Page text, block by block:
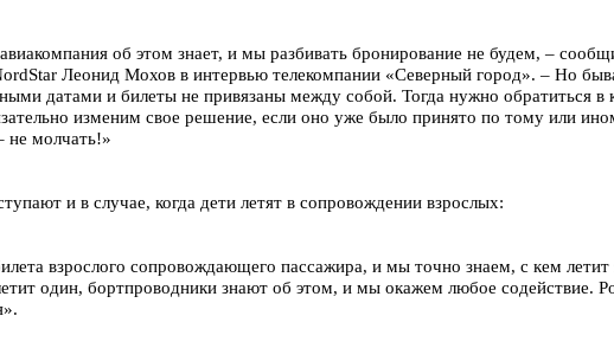
об этом знает, и мы разбивать бронирование не будем, –
Леонид Мохов в интервью телекомпании «Северный город». – Но
датами и билеты не привязаны между собой. Тогда нужно обратиться в
изменим свое решение, если оно уже было принято по тому или
не молчать!»
и в случае, когда дети летят в сопровождении взрослых:
взрослого сопровождающего пассажира, и мы точно знаем, с кем летит
один, бортпроводники знают об этом, и мы окажем любое содействие.